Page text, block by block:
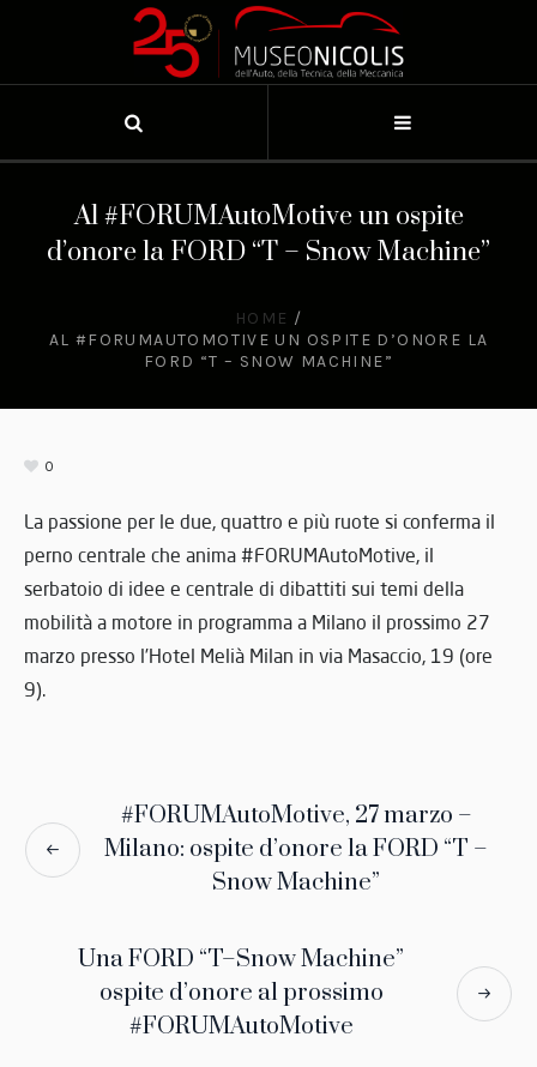
Al #FORUMAutoMotive un ospite
d’onore la FORD “T – Snow Machine”
HOME /
AL #FORUMAUTOMOTIVE UN OSPITE D’ONORE LA
FORD “T – SNOW MACHINE”
0
La passione per le due, quattro e più ruote si conferma il
perno centrale che anima #FORUMAutoMotive, il
serbatoio di idee e centrale di dibattiti sui temi della
mobilità a motore in programma a Milano il prossimo 27
marzo presso l’Hotel Melià Milan in via Masaccio, 19 (ore
9).
#FORUMAutoMotive, 27 marzo –
Milano: ospite d’onore la FORD “T –
Snow Machine”
Una FORD “T–Snow Machine”
ospite d’onore al prossimo
#FORUMAutoMotive